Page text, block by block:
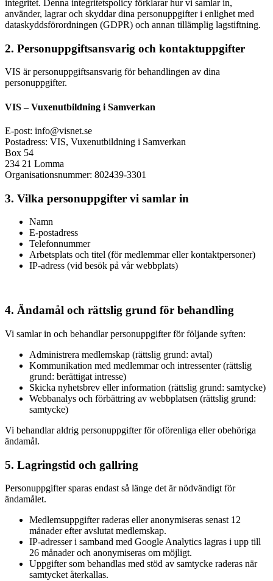
integritet. Denna integritetspolicy förklarar hur vi samlar in,
använder, lagrar och skyddar dina personuppgifter i enlighet med
dataskyddsförordningen (GDPR) och annan tillämplig lagstiftning.
2. Personuppgiftsansvarig och kontaktuppgifter
VIS är personuppgiftsansvarig för behandlingen av dina
personuppgifter.
VIS – Vuxenutbildning i Samverkan
E-post: info@visnet.se
Postadress: VIS, Vuxenutbildning i Samverkan
Box 54
234 21 Lomma
Organisationsnummer: 802439-3301
3. Vilka personuppgifter vi samlar in
Namn
E-postadress
Telefonnummer
Arbetsplats och titel (för medlemmar eller kontaktpersoner)
IP-adress (vid besök på vår webbplats)
4. Ändamål och rättslig grund för behandling
Vi samlar in och behandlar personuppgifter för följande syften:
Administrera medlemskap (rättslig grund: avtal)
Kommunikation med medlemmar och intressenter (rättslig
grund: berättigat intresse)
Skicka nyhetsbrev eller information (rättslig grund: samtycke)
Webbanalys och förbättring av webbplatsen (rättslig grund:
samtycke)
Vi behandlar aldrig personuppgifter för oförenliga eller obehöriga
ändamål.
5. Lagringstid och gallring
Personuppgifter sparas endast så länge det är nödvändigt för
ändamålet.
Medlemsuppgifter raderas eller anonymiseras senast 12
månader efter avslutat medlemskap.
IP-adresser i samband med Google Analytics lagras i upp till
26 månader och anonymiseras om möjligt.
Uppgifter som behandlas med stöd av samtycke raderas när
samtycket återkallas.